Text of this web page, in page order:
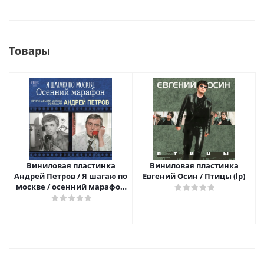
Товары
Виниловая пластинка
Андрей Петров / Я шагаю по
москве / осенний марафон
(lp)
Виниловая пластинка
Евгений Осин / Птицы (lp)